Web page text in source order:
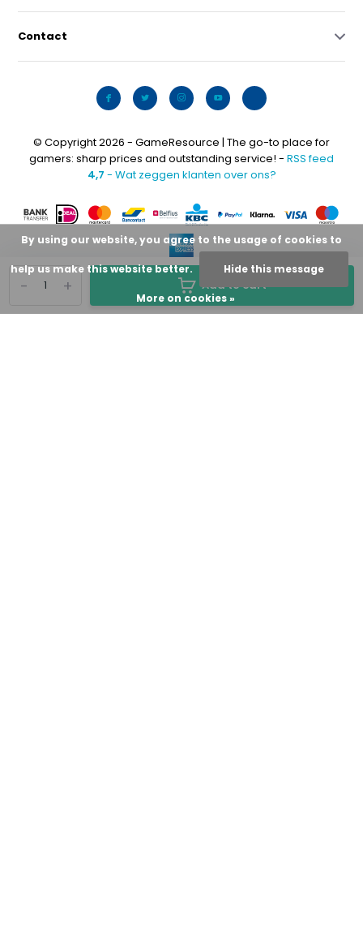
+
- Add to cart
Contact
© Copyright 2026 - GameResource | The go-to place for
gamers: sharp prices and outstanding service! - RSS feed
4,7 - Wat zeggen klanten over ons?
By using our website, you agree to the usage of cookies to
help us make this website better. Hide this message
More on cookies »